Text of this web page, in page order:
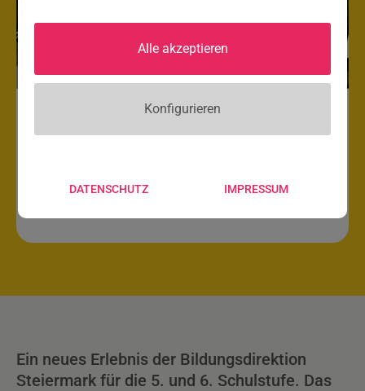
Ein neues Erlebnis der Bildungsdirektion
Steiermark für die 5. und 6. Schulstufe. Das
Alle akzeptieren
Konfigurieren
DATENSCHUTZ IMPRESSUM